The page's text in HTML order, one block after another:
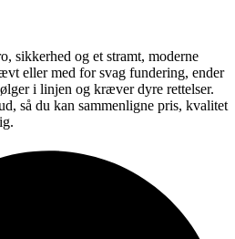
sikkerhed og et stramt, moderne
eller med for svag fundering, ender
i linjen og kræver dyre rettelser.
så du kan sammenligne pris, kvalitet